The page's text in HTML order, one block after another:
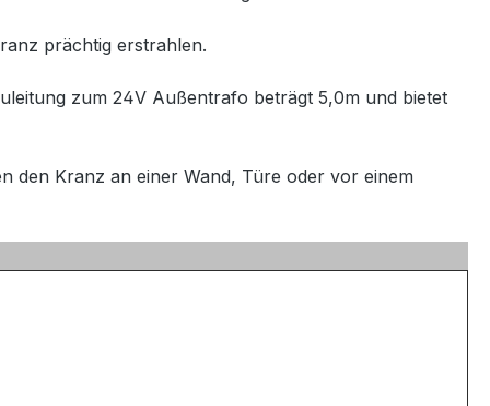
prächtig erstrahlen.
zum 24V Außentrafo beträgt 5,0m und bietet
den Kranz an einer Wand, Türe oder vor einem